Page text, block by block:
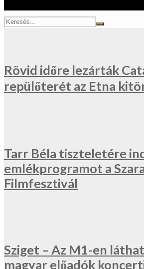
Rövid időre lezárták
repülőterét az Etna
Tarr Béla tiszteletére
emlékprogramot a
Filmfesztivál
Sziget – Az M1-en
magyar előadók